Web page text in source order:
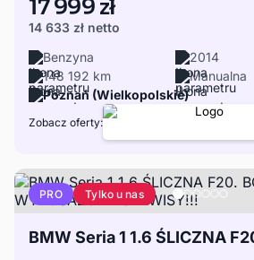
17 999 zł
14 633 zł netto
Benzyna
2014
148 192 km
Manualna
Poznań (Wielkopolskie)
Zobacz oferty:
PRO Tylko u nas